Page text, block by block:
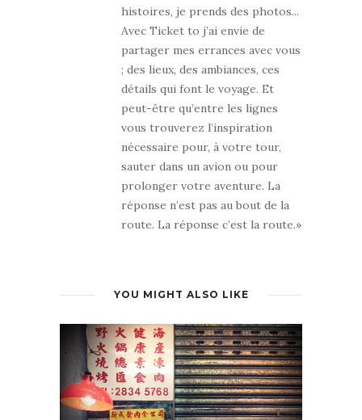
histoires, je prends des photos...
Avec Ticket to j’ai envie de
partager mes errances avec vous
; des lieux, des ambiances, ces
détails qui font le voyage. Et
peut-être qu’entre les lignes
vous trouverez l’inspiration
nécessaire pour, à votre tour,
sauter dans un avion ou pour
prolonger votre aventure. La
réponse n’est pas au bout de la
route. La réponse c’est la route.»
YOU MIGHT ALSO LIKE